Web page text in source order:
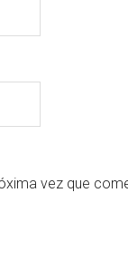
vez que